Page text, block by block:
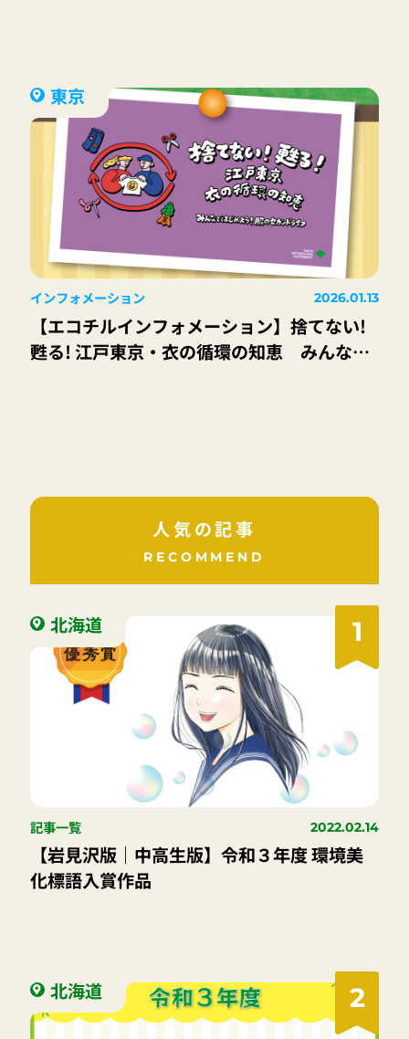
東京
インフォメーション 2026.01.13
【エコチルインフォメーション】捨てない!
甦る! 江戸東京・衣の循環の知恵 みんなで
人気の記事
RECOMMEND
1
北海道
記事一覧 2022.02.14
【岩見沢版｜中高生版】令和３年度 環境美
化標語入賞作品
2
北海道